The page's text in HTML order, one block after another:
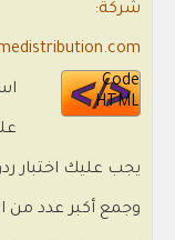
شركة:
Code
HTML
يجب عليك اختبار
وجمع أكبر عدد من